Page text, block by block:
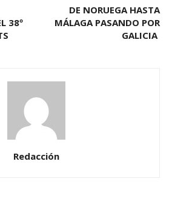
38º
DE NORUEGA HASTA
MÁLAGA PASANDO POR
GALICIA
Redacción